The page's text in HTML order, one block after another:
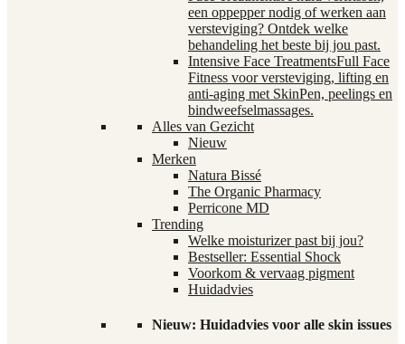
een oppepper nodig of werken aan
versteviging? Ontdek welke
behandeling het beste bij jou past.
Intensive Face TreatmentsFull Face
Fitness voor versteviging, lifting en
anti-aging met SkinPen, peelings en
bindweefselmassages.
Alles van Gezicht
Nieuw
Merken
Natura Bissé
The Organic Pharmacy
Perricone MD
Trending
Welke moisturizer past bij jou?
Bestseller: Essential Shock
Voorkom & vervaag pigment
Huidadvies
Nieuw: Huidadvies voor alle skin issues